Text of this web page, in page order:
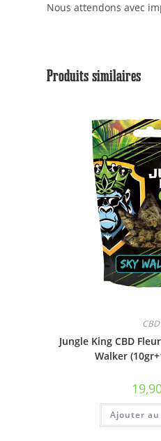
Nous attendons avec
Produits similaires
CBD
Jungle King CBD
Walker
Ajouter